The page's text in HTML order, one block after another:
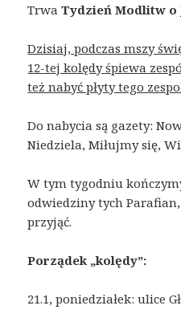
TrwaTydzień Modlitw o
Dzisiaj, podczas mszy
12-tej kolędy śpiewa
też nabyć płyty tego
Do nabycia są gazety:
Niedziela, Miłujmy się,
W tym tygodniu
odwiedziny tych
przyjąć.
Porządek „kolędy”:
21.1, poniedziałek: ulice